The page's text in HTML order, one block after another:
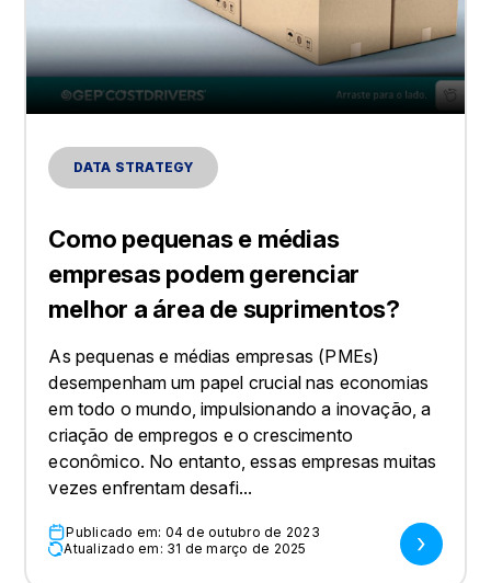
DATA STRATEGY
Como pequenas e médias
empresas podem gerenciar
melhor a área de suprimentos?
As pequenas e médias empresas (PMEs)
desempenham um papel crucial nas economias
em todo o mundo, impulsionando a inovação, a
criação de empregos e o crescimento
econômico. No entanto, essas empresas muitas
vezes enfrentam desafi...
Publicado em: 04 de outubro de 2023
Atualizado em: 31 de março de 2025